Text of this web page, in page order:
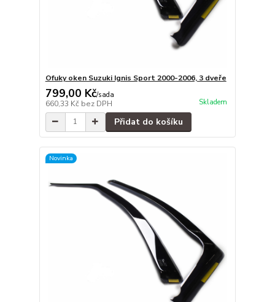
Ofuky oken Suzuki Ignis Sport 2000-2006, 3 dveře
799,00 Kč/sada
660,33 Kč bez DPH Skladem
Přidat do košíku
Novinka